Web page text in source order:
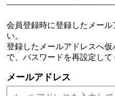
会員登録時に登録したメー
い。
登録したメールアドレスへ
で、パスワードを再設定して
メールアドレス